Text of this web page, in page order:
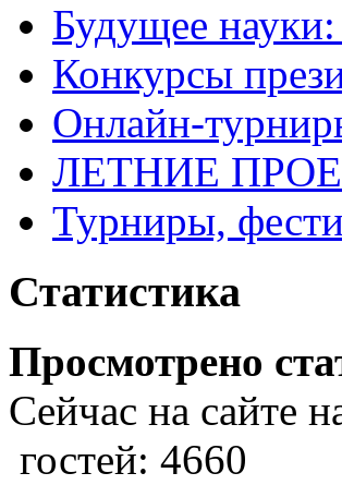
Будущее
Конкурсы
Онлайн-
ЛЕТНИЕ
Турниры,
Статистика
Просмотрено
Сейчас на сайте
гостей: 4660